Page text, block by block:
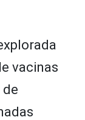
vacinas